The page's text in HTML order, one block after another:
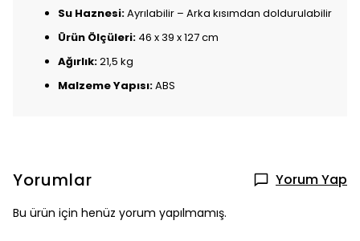
Su Haznesi:Ayrılabilir – Arka kısımdan doldurulabilir
Ürün Ölçüleri: 46 x 39 x 127 cm
Ağırlık:21,5 kg
Malzeme Yapısı:ABS
Yorumlar Yorum Yap
Bu ürün için henüz yorum yapılmamış.